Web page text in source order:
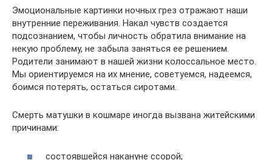
Эмоциональные картинки ночных грез отражают наши
внутренние переживания. Накал чувств создается
подсознанием, чтобы личность обратила внимание на
некую проблему, не забыла заняться ее решением.
Родители занимают в нашей жизни колоссальное место.
Мы ориентируемся на их мнение, советуемся, надеемся,
боимся потерять, остаться сиротами.
Смерть матушки в кошмаре иногда вызвана житейскими
причинами:
состоявшейся накануне ссорой;